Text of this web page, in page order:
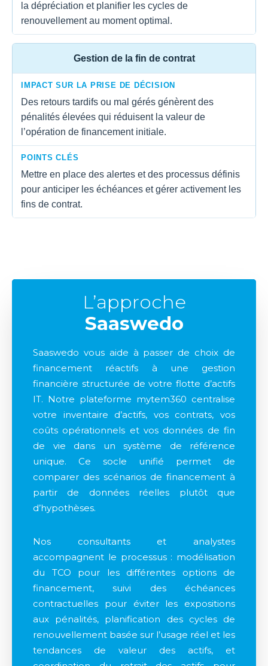
la dépréciation et planifier les cycles de
renouvellement au moment optimal.
Gestion de la fin de contrat
IMPACT SUR LA PRISE DE DÉCISION
Des retours tardifs ou mal gérés génèrent des
pénalités élevées qui réduisent la valeur de
l’opération de financement initiale.
POINTS CLÉS
Mettre en place des alertes et des processus définis
pour anticiper les échéances et gérer activement les
fins de contrat.
L’approche
Saaswedo
Saaswedo vous aide à passer de choix de
financement réactifs à une gestion
financière structurée de votre flotte d’actifs
IT. Notre plateforme mytem360 centralise
votre inventaire d’actifs, vos contrats, vos
coûts opérationnels et vos données de fin
de vie dans un système de référence
unique. Ce socle unifié permet de
comparer des scénarios de financement à
partir de données réelles plutôt que
d’hypothèses.
Nos consultants et analystes
accompagnent le processus : modélisation
du TCO pour les différentes options de
financement, suivi des échéances
contractuelles pour éviter les expositions
aux pénalités, planification des cycles de
renouvellement basée sur l’usage réel et les
tendances de valeur des actifs, et